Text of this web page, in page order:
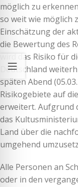
möglich zu
so weit wie möglich
Einschätzung der
die Bewertung des
wird das Risiko für
Deutschland
späten Abend
Risikogebiete auf
erweitert. Aufgrund
das
Land über die
umgehend
Alle Personen an
oder in den